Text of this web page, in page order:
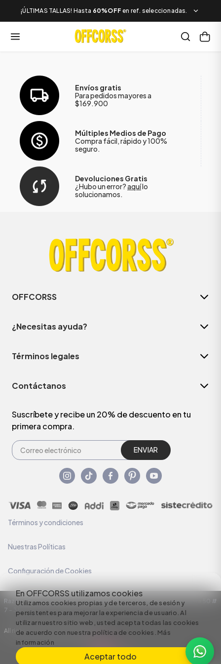
¡ÚLTIMAS TALLAS! Hasta 60%OFF en ref. seleccionadas.
En OFFCORSS utilizamos cookies
Utilizamos cookies propias y de terceros, de sesión y
persistentes para mejorar la experiencia de usuario. Al
utilizar nuestro sitio web, usted acepta todas las cookies
de acuerdo con nuestra política de cookies. Más
información
Aceptar todo
Envíos gratis
Para pedidos mayores a
$169.900
Múltiples Medios de Pago
Compra fácil, rápido y 100%
seguro.
Devoluciones Gratis
¿Hubo un error?aquílo
solucionamos.
OFFCORSS
¿Necesitas ayuda?
Términos legales
Contáctanos
Suscríbete y recibe un 20% de descuento en tu
primera compra.
ENVIAR
Términos y condiciones
Nuestras Políticas
Configuración de Cookies
Razón Social: C.I HERMECO S.A. NIT: 890924167-6 Dirección: Carrera 50 #
7 – 35
All rights reserved empowered by